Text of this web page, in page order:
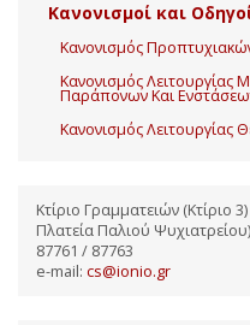
Κανονισμοί και
Κανονισμός
Κανονισμός Λειτουργίας
Παράπονων Και
Κανονισμός
Κτίριο Γραμματειών (Κτίριο
Πλατεία Παλιού
87761 / 87763
e-mail: cs@ionio.gr